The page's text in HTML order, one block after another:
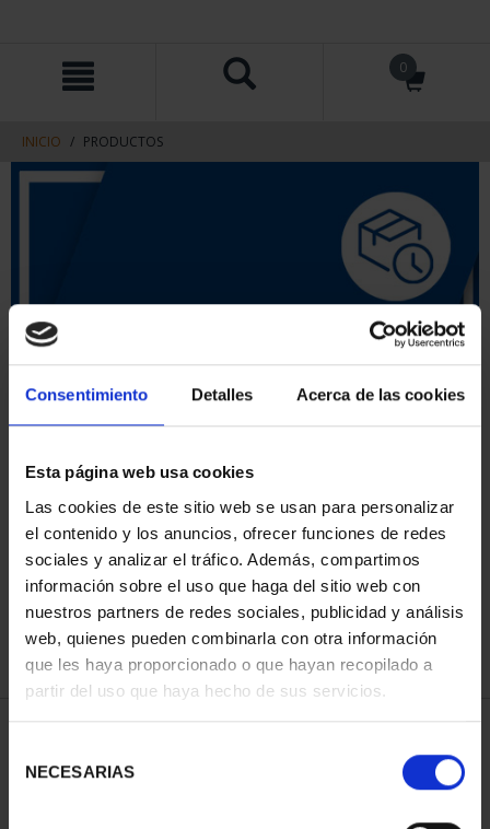
Consentimiento Detalles Acerca de las cookies
Esta página web usa cookies
Las cookies de este sitio web se usan para personalizar
el contenido y los anuncios, ofrecer funciones de redes
sociales y analizar el tráfico. Además, compartimos
información sobre el uso que haga del sitio web con
nuestros partners de redes sociales, publicidad y análisis
web, quienes pueden combinarla con otra información
que les haya proporcionado o que hayan recopilado a
partir del uso que haya hecho de sus servicios.
NECESARIAS
contenido
navegacin
0
INICIO PRODUCTOS
ORDENAR POR:
REFINAR